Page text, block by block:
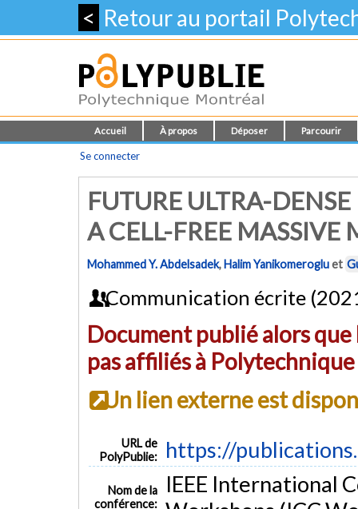
< Retour au portail
Accueil À propos Déposer Parcourir
Se connecter
FUTURE ULTRA-
A CELL-FREE
Mohammed Y. Abdelsadek,Halim Yanikomerogluet
Communication écrite
Document publié alors
pas affiliés à
Un lien externe est
URL de
PolyPublie:
https://
Nom de la
conférence:
IEEE International